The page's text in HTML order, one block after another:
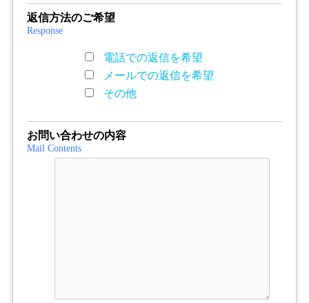
返信方法のご希望
Response
電話での返信を希望
メールでの返信を希望
その他
お問い合わせの内容
Mail Contents